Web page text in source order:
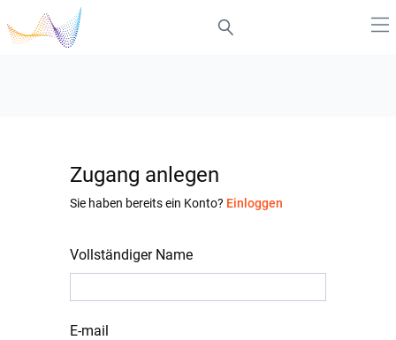
Zugang anlegen
Sie haben bereits ein Konto? Einloggen
Vollständiger Name
E-mail